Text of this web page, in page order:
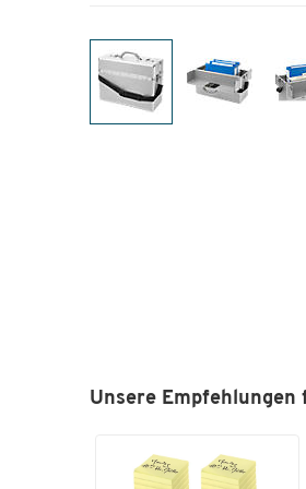
Unsere Empfehlungen